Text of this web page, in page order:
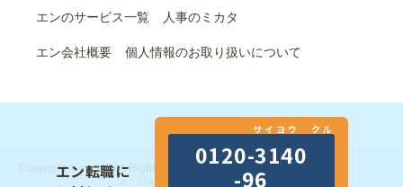
エンのサービス一覧 人事のミカタ
エン会社概要 個人情報のお取り扱いについて
エン転職に
サイヨウ クル
0120-3140
-96
Copyright © en Inc. All Rights Reserved.｜エン株式会社（旧：エ
ン・ジャパン株式会社）